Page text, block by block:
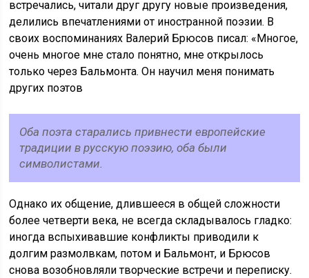
встречались, читали друг другу новые произведения,
делились впечатлениями от иностранной поэзии. В
своих воспоминаниях Валерий Брюсов писал: «Многое,
очень многое мне стало понятно, мне открылось
только через Бальмонта. Он научил меня понимать
других поэтов
Оба поэта старались привнести европейские
традиции в русскую поэзию, оба были
символистами.
Однако их общение, длившееся в общей сложности
более четверти века, не всегда складывалось гладко:
иногда вспыхивавшие конфликты приводили к
долгим размолвкам, потом и Бальмонт, и Брюсов
снова возобновляли творческие встречи и переписку.